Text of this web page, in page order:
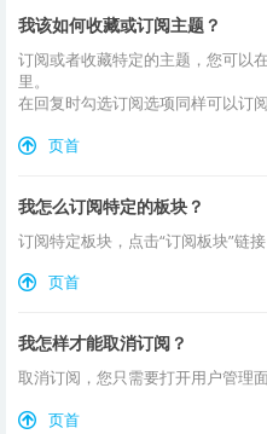
我该如何收藏或订阅主题？
订阅或者收藏特定的主题，您可以
里。
在回复时勾选订阅选项同样可以订阅
页首
我怎么订阅特定的板块？
订阅特定板块，点击“订阅板块”链接
页首
我怎样才能取消订阅？
取消订阅，您只需要打开用户管理
页首